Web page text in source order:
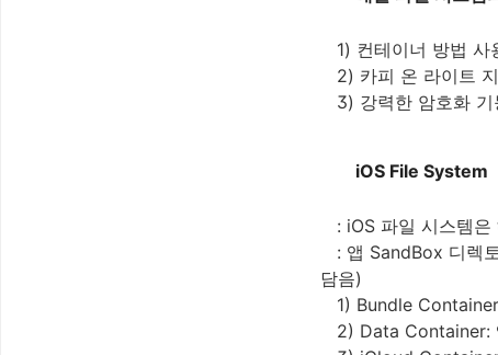
1) 컨테이너 방법
2) 카피 온 라이트
3) 강력한 암호화
iOS File System
: iOS 파일 시스템
: 앱 SandBox 디렉
담음)
1) Bundle
2) Data Container: